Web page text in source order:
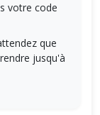
votre code
que
jusqu'à